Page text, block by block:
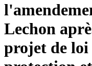
Lechon
projet de